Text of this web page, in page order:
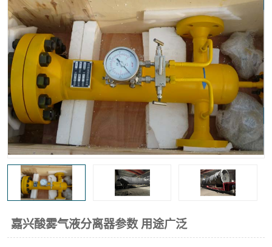
嘉兴酸雾气液分离器参数 用途广泛
高炉煤气过滤器 替代进口过滤器
化工盐酸气聚结器 耐腐蚀除雾器滤芯